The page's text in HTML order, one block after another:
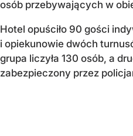
osób przebywających w
Hotel opuściło 90 gości
i opiekunowie dwóch
grupa liczyła 130 osób, a
zabezpieczony przez